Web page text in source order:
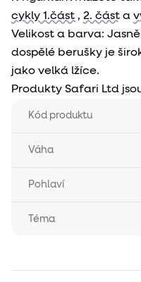
cykly 1.část , 2. část a
Velikost a barva:
dospělé berušky je
jako velká lžíce.
Produkty Safari Ltd
Kód produktu
Váha
Pohlaví
Téma